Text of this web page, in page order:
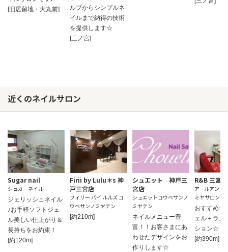
[旧居留地・大丸前]
ルプからシンプルネ
イルまで納得の技術
を提供します☆
[三ノ宮]
近くのネイルサロン
Sugar nail
シュガーネイル
ジェリッシュネイル
♪お手軽ソフトジェ
ル美しい仕上がり＆
長持ちをお約束！
[約120m]
Firii by Lulu＊s 神
戸三宮店
フィリー バイ ルルズ コ
ウベサンノミヤテン
[約210m]
シュエット 神戸三
宮店
シュエットコウベサンノ
ミヤテン
ネイルメニュー豊
富！！お客さまにあ
わせたデザインをお
作りします☆
R&B 三宮
アールアンド
ミヤサロン
おすすめ☆
ェル＋ラメ
ション☆
[約390m]